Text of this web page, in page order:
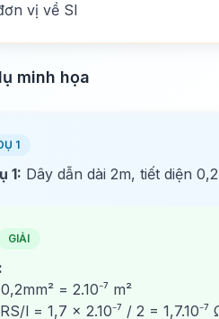
vị về SI
minh họa
1
1: Dây dẫn dài 2m, tiết diện
GIẢI
= 2.10⁻⁷ m²
l = 1,7 × 2.10⁻⁷ / 2 = 1,7.10⁻⁷